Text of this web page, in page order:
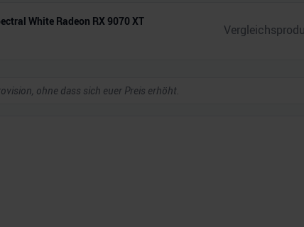
White Radeon RX 9070 XT
ohne dass sich euer Preis erhöht.